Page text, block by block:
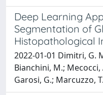
Deep Learning
Segmentation of
Histopathological
2022-01-01 Dimitri, G.
Bianchini, M.; Mecocci,
Garosi, G.; Marcuzzo,